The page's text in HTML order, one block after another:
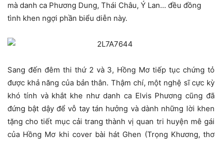
mà danh ca Phương Dung, Thái Châu, Ý Lan… đều đồng
tình khen ngợi phần biểu diễn này.
Sang đến đêm thi thứ 2 và 3, Hồng Mơ tiếp tục chứng tỏ
được khả năng của bản thân. Thậm chí, một nghệ sĩ cực kỳ
khó tính và khắt khe như danh ca Elvis Phương cũng đã
đứng bật dậy để vỗ tay tán hưởng và dành những lời khen
tặng cho tiết mục cải trang thành vị quan tri huyện mê gái
của Hồng Mơ khi cover bài hát Ghen (Trọng Khương, thơ